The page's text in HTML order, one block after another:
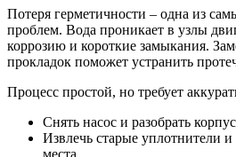
Потеря герметичности – одна из
проблем. Вода проникает в узлы
коррозию и короткие замыкания.
прокладок поможет устранить
Процесс простой, но требует
Снять насос и разобрать
Извлечь старые уплотнители
места.